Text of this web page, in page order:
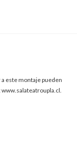
este montaje pueden